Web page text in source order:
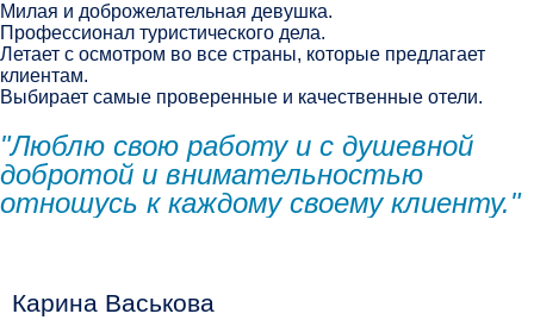
Милая и доброжелательная девушка.
Профессионал туристического дела.
Летает с осмотром во все страны, которые предлагает
клиентам.
Выбирает самые проверенные и качественные отели.
"Люблю свою работу и с душевной
добротой и внимательностью
отношусь к каждому своему клиенту."
Карина Васькова